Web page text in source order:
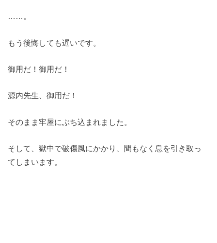
……。
もう後悔しても遅いです。
御用だ！御用だ！
源内先生、御用だ！
そのまま牢屋にぶち込まれました。
そして、獄中で破傷風にかかり、間もなく息を引き取っ
てしまいます。